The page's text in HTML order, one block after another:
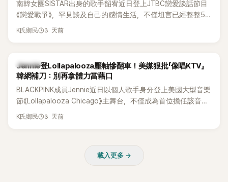
南韓女團SISTAR出身的歌手韶宥近日登上JTBC戀愛談話節目
《戀愛戰爭》，罕見談及自己的感情生活，不僅坦言已經整整5
年沒有談戀愛，更首度透露空窗至今的原因，全與上一段戀情
K氏鄉民 3 天前
K-POP
Jennie登Lollapalooza壓軸慘翻車！美媒狠批「像唱KTV」
韓網補刀：別再拿體力當藉口
BLACKPINK成員Jennie近日以個人歌手身分登上美國大型音樂
節《Lollapalooza Chicago》主舞台，不僅成為首位擔任該音樂
節Headliner（壓軸主秀）的K-POP女SOLO歌手，寫下全新紀
K氏鄉民 3 天前
載入更多 →